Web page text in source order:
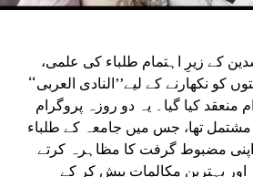
کے زیرِ اہتمام طلباء کی علمی،
کو نکھارنے کے لیے’’النادی العربی‘‘
منعقد کیا گیا۔ یہ دو روزہ پروگرام
تھا، جس میں جامعہ کے طلباء
اپنی مضبوط گرفت کا مظاہرہ کرتے
اور بہترین مکالمات پیش کر کے